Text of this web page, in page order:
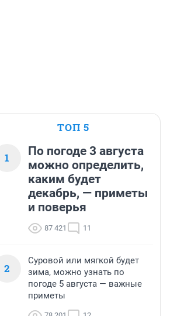
ТОП 5
1
По погоде 3 августа
можно определить,
каким будет
декабрь, — приметы
и поверья
87 421 11
2
Суровой или мягкой будет
зима, можно узнать по
погоде 5 августа — важные
приметы